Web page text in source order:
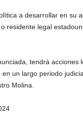
a desarrollar en su
residente legal
tendrá
un largo periodo
Molina.